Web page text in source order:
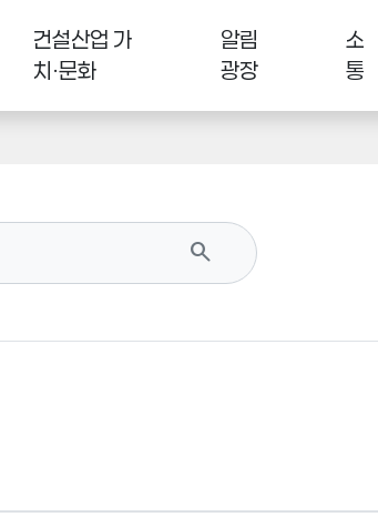
건설산업 가
치·문화
알림
광장
소
통
search